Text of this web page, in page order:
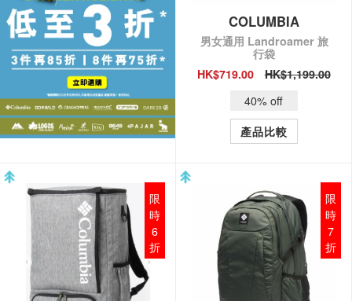
QUICK VIEW
COLUMBIA
男女通用 Landroamer 旅
行袋
HK$719.00
HK$1,199.00
40% off
產品比較
限
時
6
折
限
時
7
折